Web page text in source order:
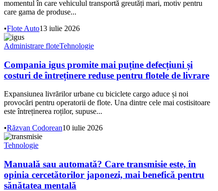
momentul în care vehiculul transportă greutăți mari, motiv pentru
care gama de produse...
•Flote Auto13 iulie 2026
Administrare floteTehnologie
Compania igus promite mai puține defecțiuni și
costuri de întreținere reduse pentru flotele de livrare
Expansiunea livrărilor urbane cu biciclete cargo aduce și noi
provocări pentru operatorii de flote. Una dintre cele mai costisitoare
este întreținerea roților, supuse...
•Răzvan Codorean10 iulie 2026
Tehnologie
Manuală sau automată? Care transmisie este, în
opinia cercetătorilor japonezi, mai benefică pentru
sănătatea mentală